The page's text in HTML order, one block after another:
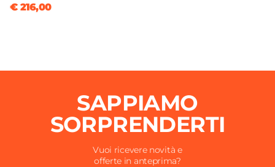
€ 216,00
SAPPIAMO
SORPRENDERTI
Vuoi ricevere novità e
offerte in anteprima?